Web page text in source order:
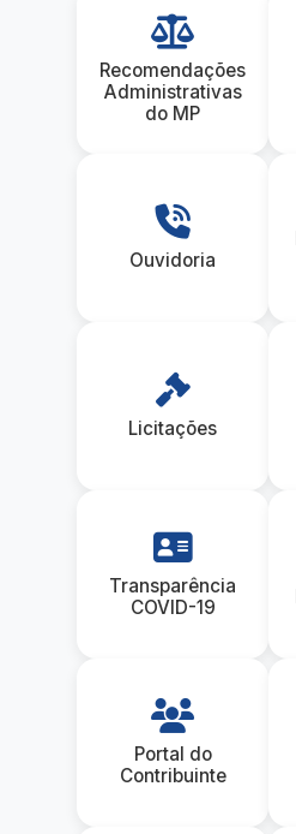
Recomendações
Administrativas
do MP
Ouvidoria
Licitações
Transparência
COVID-19
Portal do
Contribuinte